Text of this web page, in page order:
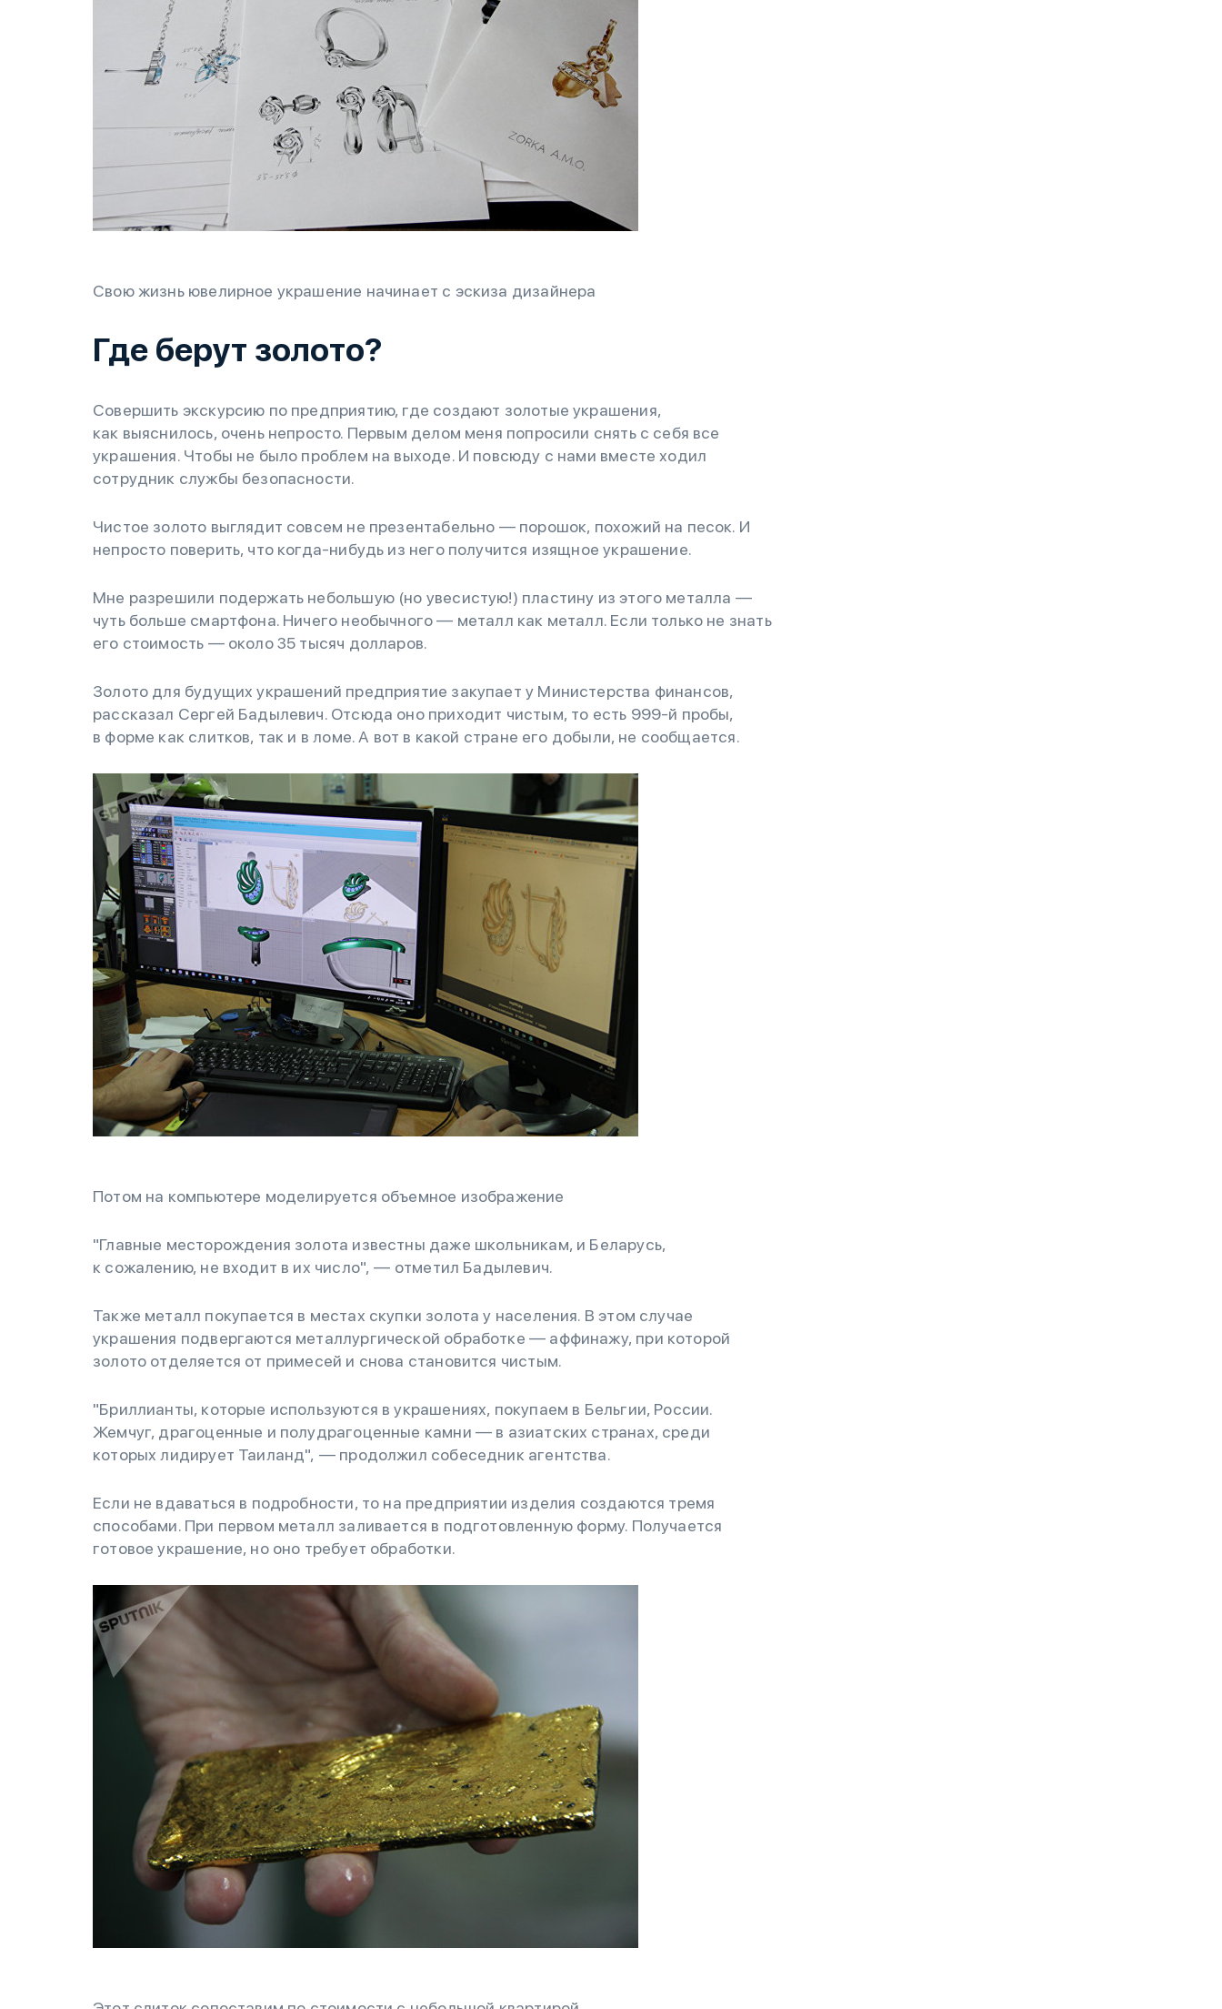
Свою жизнь ювелирное украшение начинает с эскиза дизайнера
Где берут золото?
Совершить экскурсию по предприятию, где создают золотые украшения,
как выяснилось, очень непросто. Первым делом меня попросили снять с себя все
украшения. Чтобы не было проблем на выходе. И повсюду с нами вместе ходил
сотрудник службы безопасности.
Чистое золото выглядит совсем не презентабельно — порошок, похожий на песок. И
непросто поверить, что когда-нибудь из него получится изящное украшение.
Мне разрешили подержать небольшую (но увесистую!) пластину из этого металла —
чуть больше смартфона. Ничего необычного — металл как металл. Если только не знать
его стоимость — около 35 тысяч долларов.
Золото для будущих украшений предприятие закупает у Министерства финансов,
рассказал Сергей Бадылевич. Отсюда оно приходит чистым, то есть 999-й пробы,
в форме как слитков, так и в ломе. А вот в какой стране его добыли, не сообщается.
Потом на компьютере моделируется объемное изображение
"Главные месторождения золота известны даже школьникам, и Беларусь,
к сожалению, не входит в их число", — отметил Бадылевич.
Также металл покупается в местах скупки золота у населения. В этом случае
украшения подвергаются металлургической обработке — аффинажу, при которой
золото отделяется от примесей и снова становится чистым.
"Бриллианты, которые используются в украшениях, покупаем в Бельгии, России.
Жемчуг, драгоценные и полудрагоценные камни — в азиатских странах, среди
которых лидирует Таиланд", — продолжил собеседник агентства.
Если не вдаваться в подробности, то на предприятии изделия создаются тремя
способами. При первом металл заливается в подготовленную форму. Получается
готовое украшение, но оно требует обработки.